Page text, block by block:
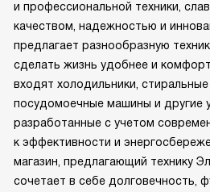
и профессиональной техники,
качеством, надежностью и
предлагает разнообразную
сделать жизнь удобнее и
входят холодильники,
посудомоечные машины и другие
разработанные с учетом
к эффективности и
магазин, предлагающий технику
сочетает в себе долговечность,